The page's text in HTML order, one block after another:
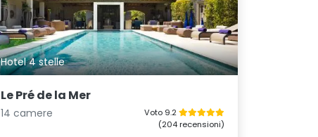
Hotel 4 stelle
Le Pré de la Mer
14 camere
Voto 9.2
(204 recensioni)